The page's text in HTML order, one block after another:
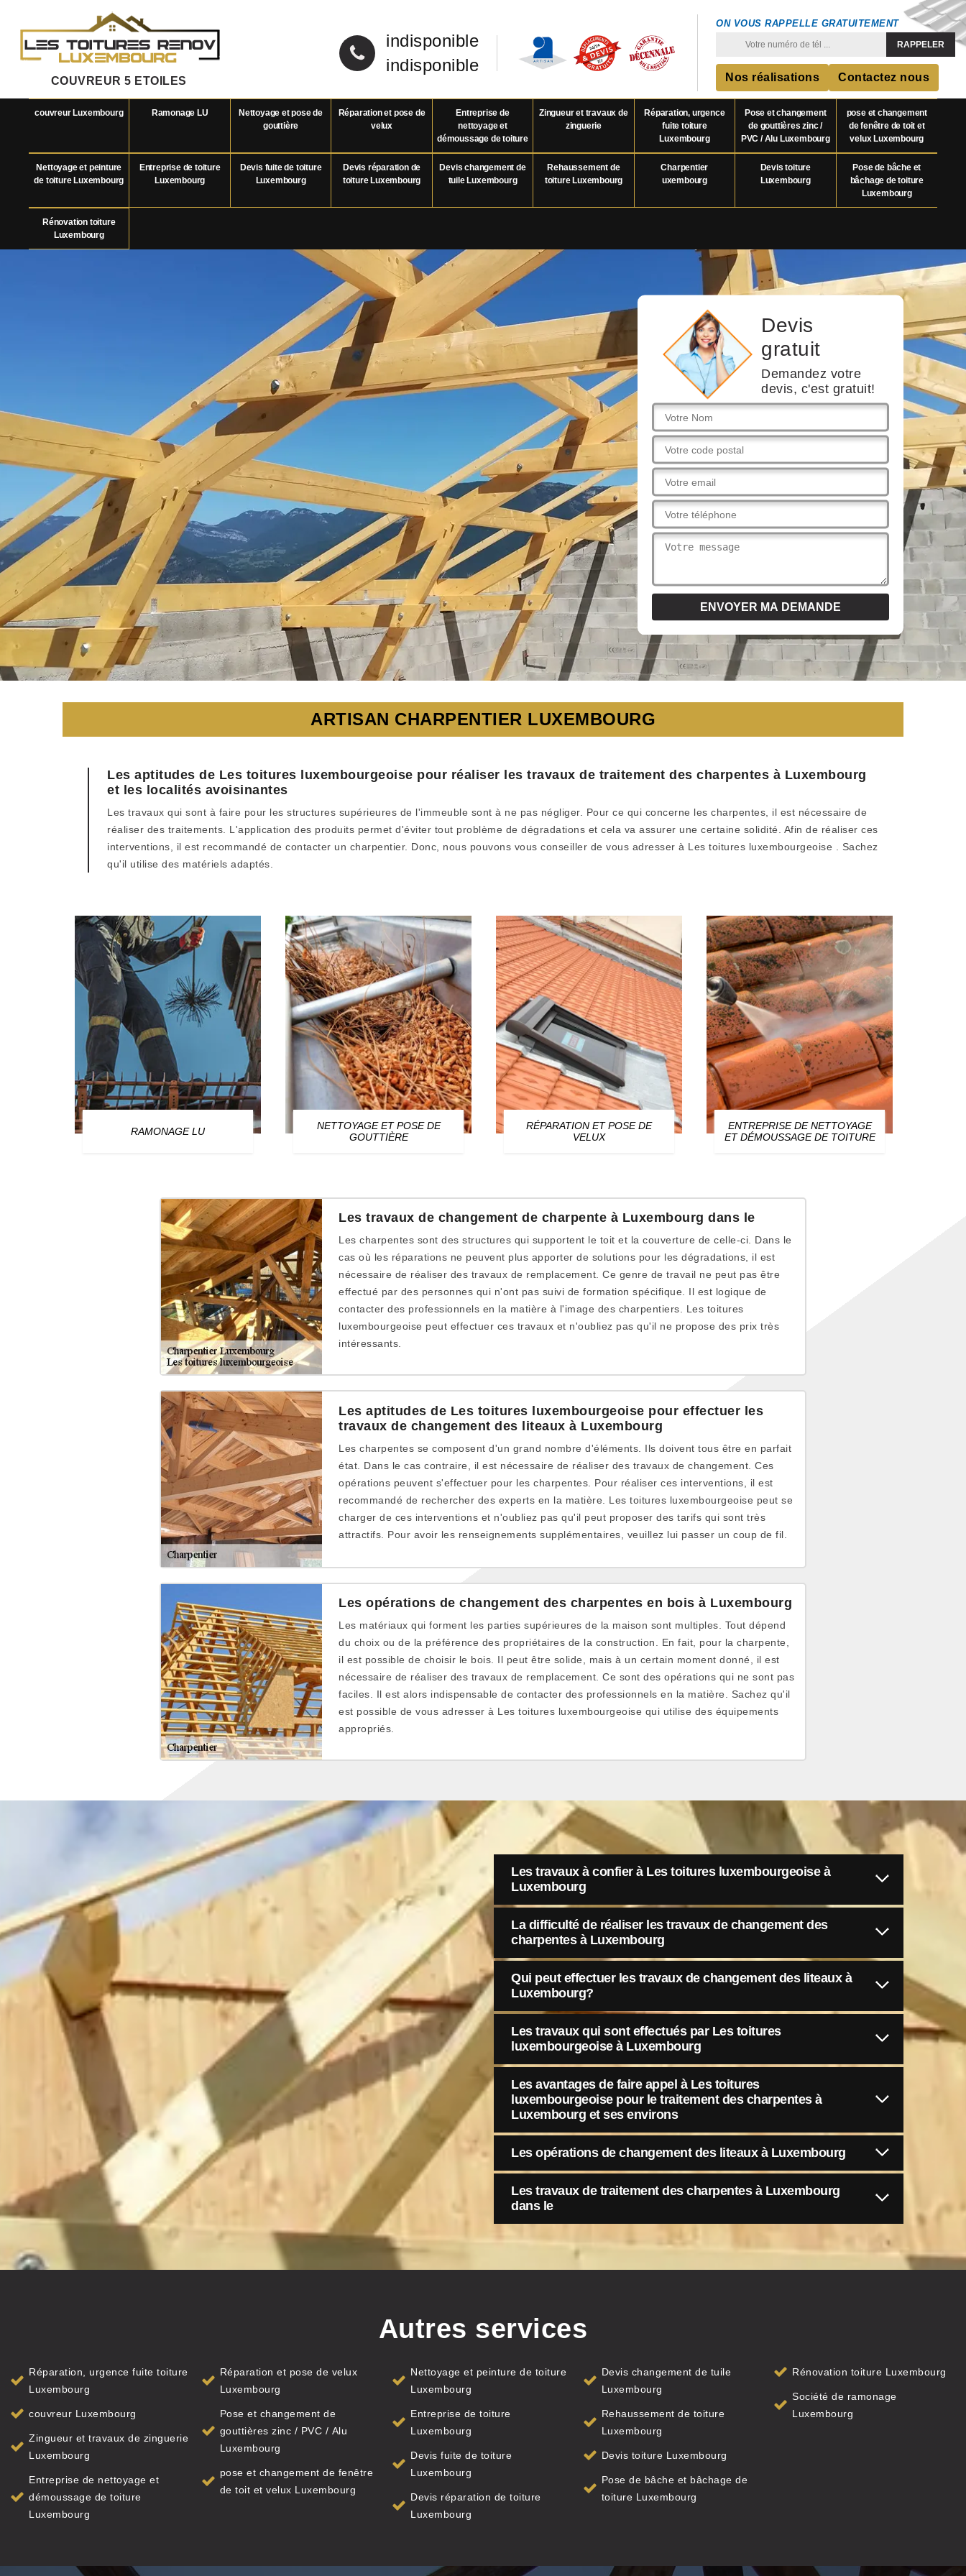
COUVREUR 5 ETOILES
indisponible
indisponible
ON VOUS RAPPELLE GRATUITEMENT
Nos réalisations Contactez nous
couvreur Luxembourg Ramonage LU
Nettoyage et pose de
gouttière
Réparation et pose de
velux
Entreprise de
nettoyage et
démoussage de toiture
Zingueur et travaux de
zinguerie
Réparation, urgence
fuite toiture
Luxembourg
Pose et changement
de gouttières zinc /
PVC / Alu Luxembourg
pose et changement
de fenêtre de toit et
velux Luxembourg
Nettoyage et peinture
de toiture Luxembourg
Entreprise de toiture
Luxembourg
Devis fuite de toiture
Luxembourg
Devis réparation de
toiture Luxembourg
Devis changement de
tuile Luxembourg
Rehaussement de
toiture Luxembourg
Charpentier
uxembourg
Devis toiture
Luxembourg
Pose de bâche et
bâchage de toiture
Luxembourg
Rénovation toiture
Luxembourg
Devis
gratuit
Demandez votre
devis, c'est gratuit!
ARTISAN CHARPENTIER LUXEMBOURG
Les aptitudes de Les toitures luxembourgeoise pour réaliser les travaux de traitement des charpentes à Luxembourg
et les localités avoisinantes
Les travaux qui sont à faire pour les structures supérieures de l'immeuble sont à ne pas négliger. Pour ce qui concerne les charpentes, il est nécessaire de
réaliser des traitements. L'application des produits permet d'éviter tout problème de dégradations et cela va assurer une certaine solidité. Afin de réaliser ces
interventions, il est recommandé de contacter un charpentier. Donc, nous pouvons vous conseiller de vous adresser à Les toitures luxembourgeoise . Sachez
qu'il utilise des matériels adaptés.
RAMONAGE LU
NETTOYAGE ET POSE DE
GOUTTIÈRE
RÉPARATION ET POSE DE
VELUX
ENTREPRISE DE NETTOYAGE
ET DÉMOUSSAGE DE TOITURE
Les travaux de changement de charpente à Luxembourg dans le
Les charpentes sont des structures qui supportent le toit et la couverture de celle-ci. Dans le
cas où les réparations ne peuvent plus apporter de solutions pour les dégradations, il est
nécessaire de réaliser des travaux de remplacement. Ce genre de travail ne peut pas être
effectué par des personnes qui n'ont pas suivi de formation spécifique. Il est logique de
contacter des professionnels en la matière à l'image des charpentiers. Les toitures
luxembourgeoise peut effectuer ces travaux et n'oubliez pas qu'il ne propose des prix très
intéressants.
Les aptitudes de Les toitures luxembourgeoise pour effectuer les
travaux de changement des liteaux à Luxembourg
Les charpentes se composent d'un grand nombre d'éléments. Ils doivent tous être en parfait
état. Dans le cas contraire, il est nécessaire de réaliser des travaux de changement. Ces
opérations peuvent s'effectuer pour les charpentes. Pour réaliser ces interventions, il est
recommandé de rechercher des experts en la matière. Les toitures luxembourgeoise peut se
charger de ces interventions et n'oubliez pas qu'il peut proposer des tarifs qui sont très
attractifs. Pour avoir les renseignements supplémentaires, veuillez lui passer un coup de fil.
Les opérations de changement des charpentes en bois à Luxembourg
Les matériaux qui forment les parties supérieures de la maison sont multiples. Tout dépend
du choix ou de la préférence des propriétaires de la construction. En fait, pour la charpente,
il est possible de choisir le bois. Il peut être solide, mais à un certain moment donné, il est
nécessaire de réaliser des travaux de remplacement. Ce sont des opérations qui ne sont pas
faciles. Il est alors indispensable de contacter des professionnels en la matière. Sachez qu'il
est possible de vous adresser à Les toitures luxembourgeoise qui utilise des équipements
appropriés.
Les travaux à confier à Les toitures luxembourgeoise à
Luxembourg
La difficulté de réaliser les travaux de changement des
charpentes à Luxembourg
Qui peut effectuer les travaux de changement des liteaux à
Luxembourg?
Les travaux qui sont effectués par Les toitures
luxembourgeoise à Luxembourg
Les avantages de faire appel à Les toitures
luxembourgeoise pour le traitement des charpentes à
Luxembourg et ses environs
Les opérations de changement des liteaux à Luxembourg
Les travaux de traitement des charpentes à Luxembourg
dans le
Autres services
Réparation, urgence fuite toiture
Luxembourg
couvreur Luxembourg
Zingueur et travaux de zinguerie
Luxembourg
Entreprise de nettoyage et
démoussage de toiture
Luxembourg
Réparation et pose de velux
Luxembourg
Pose et changement de
gouttières zinc / PVC / Alu
Luxembourg
pose et changement de fenêtre
de toit et velux Luxembourg
Nettoyage et peinture de toiture
Luxembourg
Entreprise de toiture
Luxembourg
Devis fuite de toiture
Luxembourg
Devis réparation de toiture
Luxembourg
Devis changement de tuile
Luxembourg
Rehaussement de toiture
Luxembourg
Devis toiture Luxembourg
Pose de bâche et bâchage de
toiture Luxembourg
Rénovation toiture Luxembourg
Société de ramonage
Luxembourg